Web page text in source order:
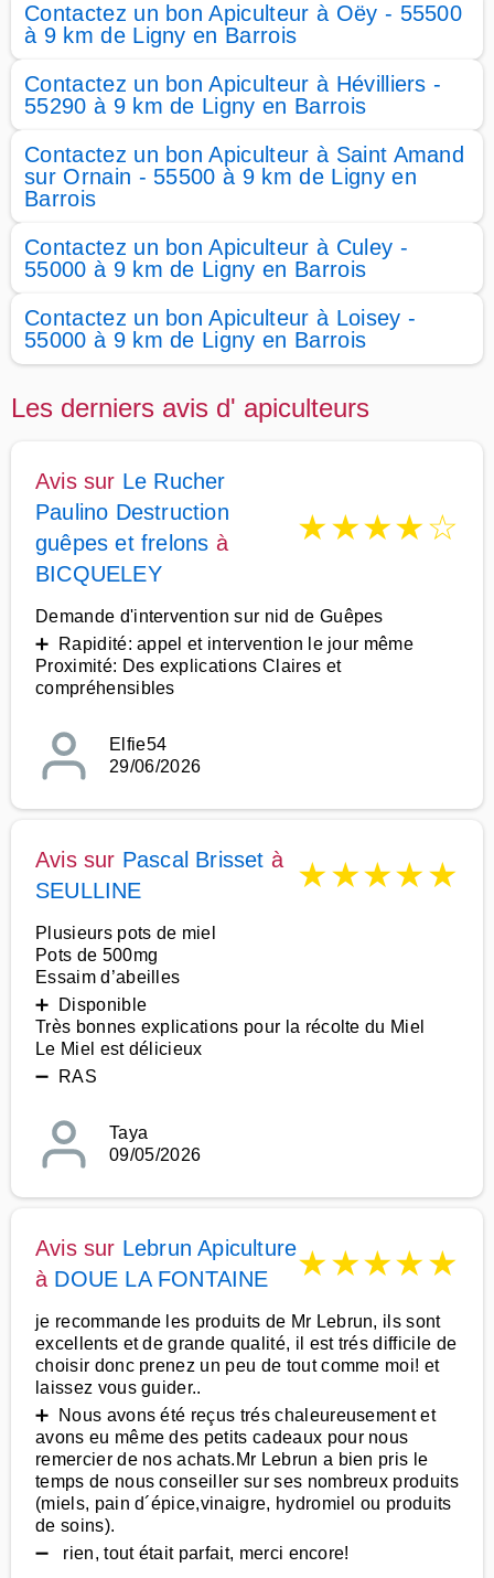
Contactez un bon Apiculteur à Oëy - 55500
à 9 km de Ligny en Barrois
Contactez un bon Apiculteur à Hévilliers -
55290 à 9 km de Ligny en Barrois
Contactez un bon Apiculteur à Saint Amand
sur Ornain - 55500 à 9 km de Ligny en
Barrois
Contactez un bon Apiculteur à Culey -
55000 à 9 km de Ligny en Barrois
Contactez un bon Apiculteur à Loisey -
55000 à 9 km de Ligny en Barrois
Les derniers avis d' apiculteurs
Avis sur Le Rucher
Paulino Destruction
guêpes et frelons à
BICQUELEY
★★★★☆
Demande d'intervention sur nid de Guêpes
➕ Rapidité: appel et intervention le jour même
Proximité: Des explications Claires et
compréhensibles
Elfie54
29/06/2026
Avis sur Pascal Brisset à
SEULLINE
★★★★★
Plusieurs pots de miel
Pots de 500mg
Essaim d’abeilles
➕ Disponible
Très bonnes explications pour la récolte du Miel
Le Miel est délicieux
➖ RAS
Taya
09/05/2026
Avis sur Lebrun Apiculture
à DOUE LA FONTAINE ★★★★★
je recommande les produits de Mr Lebrun, ils sont
excellents et de grande qualité, il est trés difficile de
choisir donc prenez un peu de tout comme moi! et
laissez vous guider..
➕ Nous avons été reçus trés chaleureusement et
avons eu même des petits cadeaux pour nous
remercier de nos achats.Mr Lebrun a bien pris le
temps de nous conseiller sur ses nombreux produits
(miels, pain d´épice,vinaigre, hydromiel ou produits
de soins).
➖ rien, tout était parfait, merci encore!